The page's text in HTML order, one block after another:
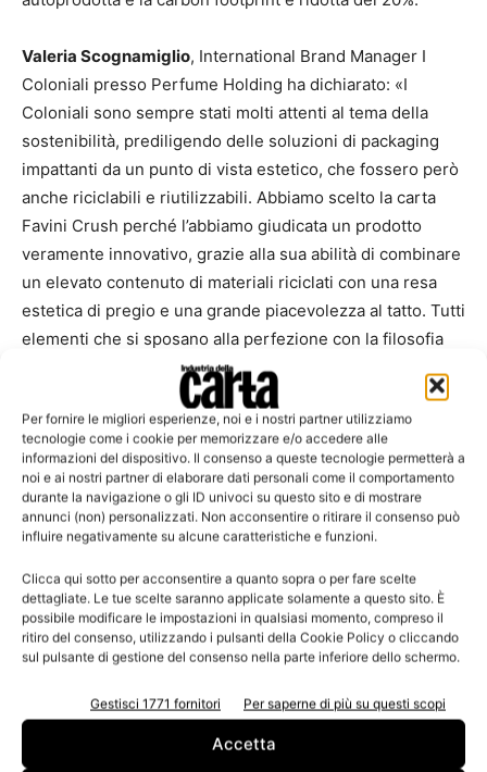
Per fornire le migliori esperienze, noi e i nostri partner utilizziamo
tecnologie come i cookie per memorizzare e/o accedere alle
informazioni del dispositivo. Il consenso a queste tecnologie permetterà a
noi e ai nostri partner di elaborare dati personali come il comportamento
durante la navigazione o gli ID univoci su questo sito e di mostrare
annunci (non) personalizzati. Non acconsentire o ritirare il consenso può
influire negativamente su alcune caratteristiche e funzioni.
Clicca qui sotto per acconsentire a quanto sopra o per fare scelte
dettagliate. Le tue scelte saranno applicate solamente a questo sito. È
possibile modificare le impostazioni in qualsiasi momento, compreso il
ritiro del consenso, utilizzando i pulsanti della Cookie Policy o cliccando
sul pulsante di gestione del consenso nella parte inferiore dello schermo.
Gestisci 1771 fornitori Per saperne di più su questi scopi
Accetta
Valeria Scognamiglio, International Brand Manager I
Coloniali presso Perfume Holding ha dichiarato: «I
Coloniali sono sempre stati molti attenti al tema della
sostenibilità, prediligendo delle soluzioni di packaging
impattanti da un punto di vista estetico, che fossero però
anche riciclabili e riutilizzabili. Abbiamo scelto la carta
Favini Crush perché l’abbiamo giudicata un prodotto
veramente innovativo, grazie alla sua abilità di combinare
un elevato contenuto di materiali riciclati con una resa
estetica di pregio e una grande piacevolezza al tatto. Tutti
elementi che si sposano alla perfezione con la filosofia
Andrea Nappa, Amministratore Delegato Favini e partner
Orlando Italy, afferma: «A qualche mese dal lancio sul
mercato di Crush, siamo fieri di ricevere consensi e
consolidare partnership con marchi come I Coloniali, che,
come noi, puntano sull’innovazione e sul pieno rispetto
l’approccio tradizionale, ridiamo vita a sottoprodotti
agroindustriali, proponendo un utilizzo alternativo degli
scarti, elevandoli a materia prima nobile. Il risultato che
risultati di stampa e consente a chi la sceglie di
comunicare con forza i valori in cui crede.»